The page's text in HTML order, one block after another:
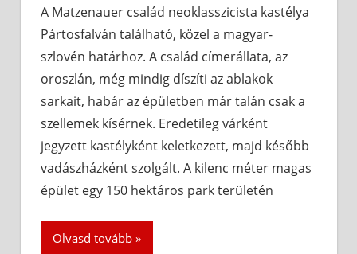
A Matzenauer család neoklasszicista kastélya
Pártosfalván található, közel a magyar-
szlovén határhoz. A család címerállata, az
oroszlán, még mindig díszíti az ablakok
sarkait, habár az épületben már talán csak a
szellemek kísérnek. Eredetileg várként
jegyzett kastélyként keletkezett, majd később
vadászházként szolgált. A kilenc méter magas
épület egy 150 hektáros park területén
Olvasd tovább